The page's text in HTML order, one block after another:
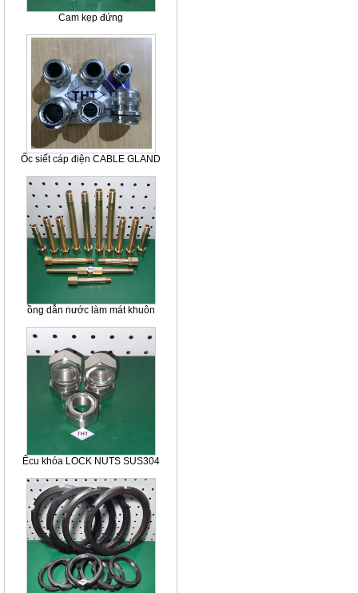
Cam kẹp đứng
Ốc siết cáp điện CABLE GLAND
ồng dẫn nước làm mát khuôn
Êcu khóa LOCK NUTS SUS304